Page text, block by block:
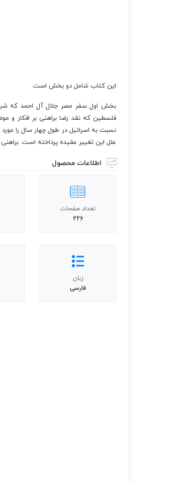
این کتاب شامل دو بخش است.
بخش اول سفر مصر جلال آل احمد که
فلسطین که نقد رضا براهنی بر افکار
نسبت به اسرائیل در طول چهار سال را
علل این تغییر عقیده پرداخته است. براهنی این کتاب
اطلاعات محصول
تعداد صفحات
226
زبان
فارسی